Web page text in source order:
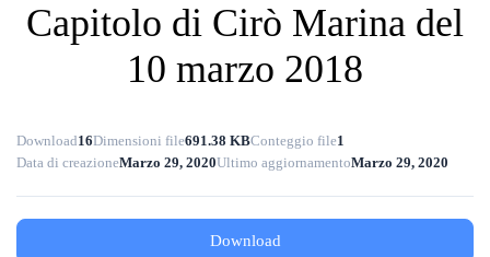
Capitolo di Cirò Marina del
10 marzo 2018
Download16Dimensioni file691.38 KBConteggio file1
Data di creazioneMarzo 29, 2020Ultimo aggiornamentoMarzo 29, 2020
Download